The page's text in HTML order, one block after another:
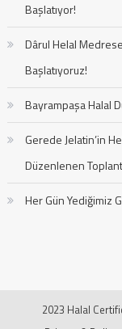
Başlatıyor!
Dârul Helal
Başlatıyoruz!
Bayrampaşa Halal
Gerede Jelatin’in
Düzenlenen
Her Gün Yediğimiz
2023 Halal